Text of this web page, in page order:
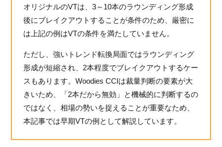
オリジナルのVTは、3～10本のラウンディング形成
後にブレイクアウトすることが条件のため、厳密に
は上記の例はVTの条件を満たしていません。
ただし、強いトレンド転換局面ではラウンディング
形成が短縮され、2本程度でブレイクアウトするケー
スもあります。Woodies CCIは裁量判断の要素が大
きいため、「2本だから無効」と機械的に判断するの
ではなく、相場の勢いを捉えることが重要なため、
本記事では早期VTの例として解説しています。